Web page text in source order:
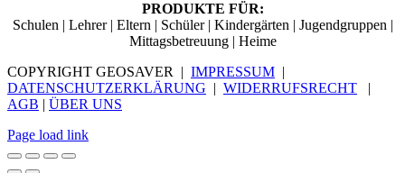
PRODUKTE FÜR:
Schulen | Lehrer | Eltern | Schüler | Kindergärten | Jugendgruppen |
Mittagsbetreuung | Heime
COPYRIGHT GEOSAVER | IMPRESSUM |
DATENSCHUTZERKLÄRUNG | WIDERRUFSRECHT |
AGB | ÜBER UNS
Page load link